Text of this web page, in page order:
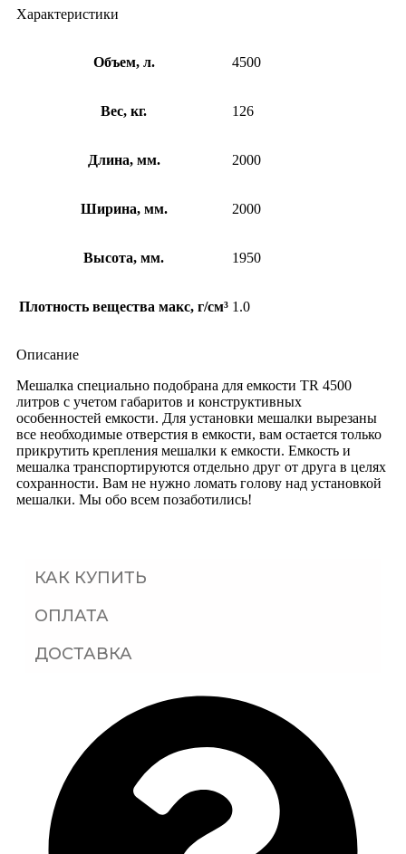
Характеристики
Объем, л. 4500
Вес, кг. 126
Длина, мм. 2000
Ширина, мм. 2000
Высота, мм. 1950
Плотность вещества макс, г/см³ 1.0
Описание
Мешалка специально подобрана для емкости ТR 4500
литров с учетом габаритов и конструктивных
особенностей емкости. Для установки мешалки вырезаны
все необходимые отверстия в емкости, вам остается только
прикрутить крепления мешалки к емкости. Емкость и
мешалка транспортируются отдельно друг от друга в целях
сохранности. Вам не нужно ломать голову над установкой
мешалки. Мы обо всем позаботились!
КАК КУПИТЬ
ОПЛАТА
ДОСТАВКА